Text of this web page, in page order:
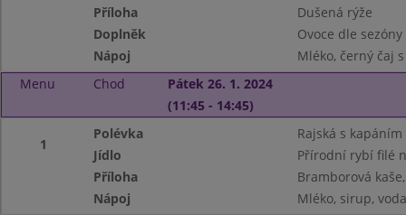
Příloha
Dušená rýže
Doplněk
Ovoce dle sezóny
Nápoj
Mléko, černý čaj
Menu
Chod
Pátek 26. 1. 2024
(11:45 - 14:45)
1
Polévka
Rajská s kapáním
Jídlo
Přírodní rybí filé
Příloha
Bramborová
Nápoj
Mléko, sirup,